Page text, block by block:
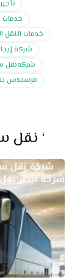
خدمات
خدمات النقل
شركة
شركةنقل
مرسيدس بنز
‘ نقل